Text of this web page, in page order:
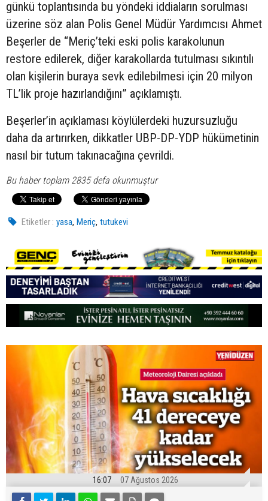
günkü toplantısında bu yöndeki iddiaların sorulması
üzerine söz alan Polis Genel Müdür Yardımcısı Ahmet
Beşerler de “Meriç’teki eski polis karakolunun
restore edilerek, diğer karakollarda tutulması sıkıntılı
olan kişilerin buraya sevk edilebilmesi için 20 milyon
TL’lik proje hazırlandığını” açıklamıştı.
Beşerler’in açıklaması köylülerdeki huzursuzluğu
daha da artırırken, dikkatler UBP-DP-YDP hükümetinin
nasıl bir tutum takınacağına çevrildi.
Bu haber toplam 2835 defa okunmuştur
Etiketler : yasa,Meriç,tutukevi
16:07 07 Ağustos 2026